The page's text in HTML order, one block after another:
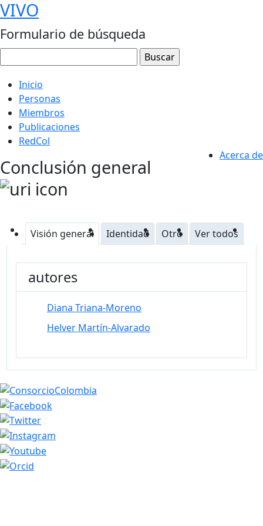
VIVO
Formulario de búsqueda
Inicio
Personas
Miembros
Publicaciones
RedCol
Acerca de
Conclusión general
Visión general Identidad Otro Ver todos
autores
Diana Triana-Moreno
Helver Martín-Alvarado